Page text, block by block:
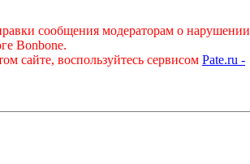
сообщения модераторам о нарушении
Bonbone.
сайте, воспользуйтесь сервисом Pate.ru -